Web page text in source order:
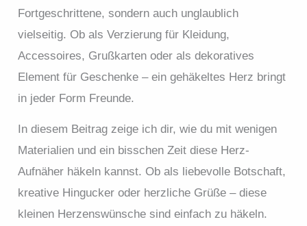
Fortgeschrittene, sondern auch unglaublich
vielseitig. Ob als Verzierung für Kleidung,
Accessoires, Grußkarten oder als dekoratives
Element für Geschenke – ein gehäkeltes Herz bringt
in jeder Form Freunde.
In diesem Beitrag zeige ich dir, wie du mit wenigen
Materialien und ein bisschen Zeit diese Herz-
Aufnäher häkeln kannst. Ob als liebevolle Botschaft,
kreative Hingucker oder herzliche Grüße – diese
kleinen Herzenswünsche sind einfach zu häkeln.